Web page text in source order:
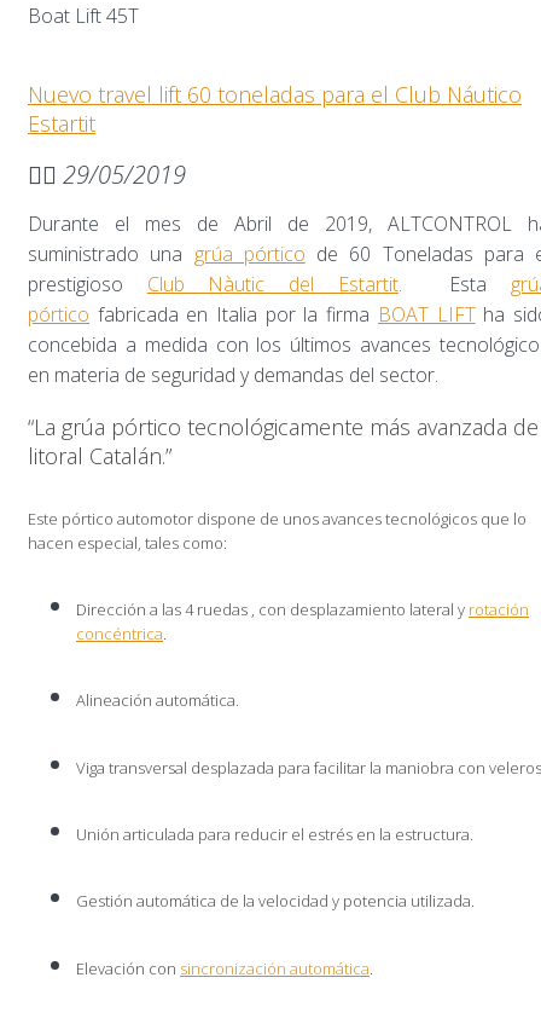
Boat Lift 45T
Nuevo travel lift 60 toneladas para el Club Náutico
Estartit
29/05/2019
Durante el mes de Abril de 2019, ALTCONTROL
suministrado una grúa pórtico de 60 Toneladas para
prestigioso Club Nàutic del Estartit. Esta
pórtico fabricada en Italia por la firma BOAT LIFTha
concebida a medida con los últimos avances
en materia de seguridad y demandas del sector.
“La grúa pórtico tecnológicamente más avanzada
litoral Catalán.”
Este pórtico automotor dispone de unos avances tecnológicos que lo
hacen especial, tales como:
Dirección a las 4 ruedas , con desplazamiento lateral y rotación
concéntrica.
Alineación automática.
Viga transversal desplazada para facilitar la maniobra con
Unión articulada para reducir el estrés en la estructura.
Gestión automática de la velocidad y potencia utilizada.
Elevación con sincronización automática